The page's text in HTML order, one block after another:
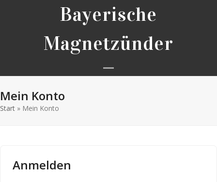
Bayerische
Magnetzünder
Open
Close
Mein Konto
Start » Mein Konto
Anmelden